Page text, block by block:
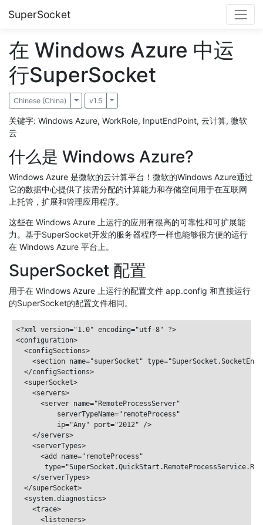
SuperSocket
在 Windows Azure 中运
行SuperSocket
Chinese (China) Toggle Dropdown
v1.5 Toggle Dropdown
关键字: Windows Azure, WorkRole, InputEndPoint, 云计算, 微软
云
什么是 Windows Azure?
Windows Azure 是微软的云计算平台！微软的Windows Azure通过
它的数据中心提供了按需分配的计算能力和存储空间用于在互联网
上托管，扩展和管理应用程序。
这些在 Windows Azure 上运行的应用有很高的可靠性和可扩展能
力。基于SuperSocket开发的服务器程序一样也能够很方便的运行
在 Windows Azure 平台上。
SuperSocket 配置
用于在 Windows Azure 上运行的配置文件 app.config 和直接运行
的SuperSocket的配置文件相同。
<?xml version="1.0" encoding="utf-8" ?>
<configuration>
  <configSections>
<section name="superSocket"
  </configSections>
  <superSocket>
    <servers>
      <server name="RemoteProcessServer"
          serverTypeName="remoteProcess"
          ip="Any" port="2012" />
    </servers>
    <serverTypes>
      <add name="remoteProcess"
    </serverTypes>
  </superSocket>
  <system.diagnostics>
    <trace>
      <listeners>